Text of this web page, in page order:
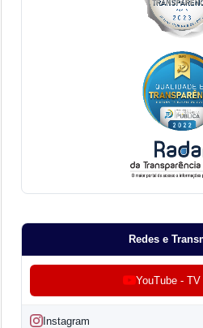
Redes e
YouTube -
Instagram